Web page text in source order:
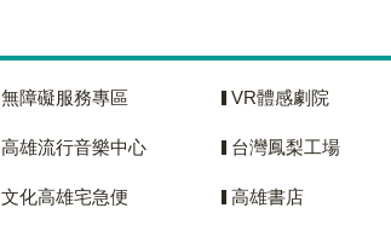
無障礙服務專區 VR體感劇院
高雄流行音樂中心 台灣鳳梨工場
文化高雄宅急便 高雄書店